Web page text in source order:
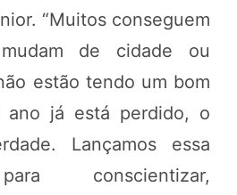
“Muitos conseguem
de cidade ou
estão tendo um bom
ano já está perdido, o
Lançamos essa
conscientizar,